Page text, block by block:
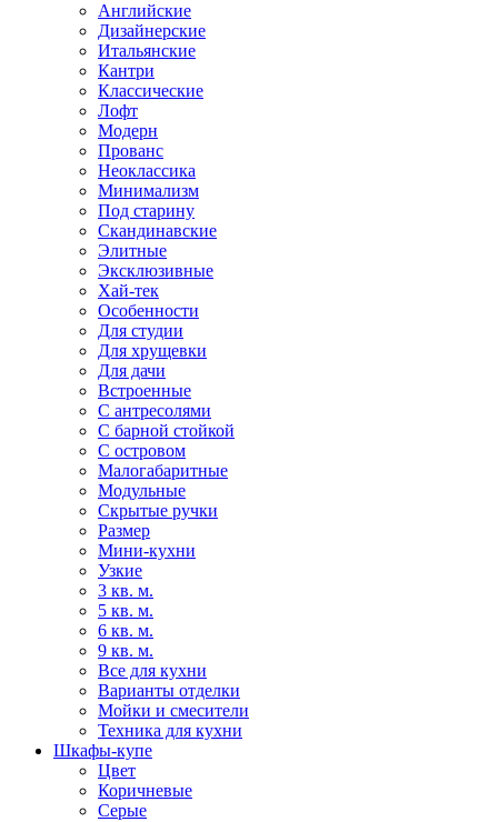
Английские
Дизайнерские
Итальянские
Кантри
Классические
Лофт
Модерн
Прованс
Неоклассика
Минимализм
Под старину
Скандинавские
Элитные
Эксклюзивные
Хай-тек
Особенности
Для студии
Для хрущевки
Для дачи
Встроенные
С антресолями
С барной стойкой
С островом
Малогабаритные
Модульные
Скрытые ручки
Размер
Мини-кухни
Узкие
3 кв. м.
5 кв. м.
6 кв. м.
9 кв. м.
Все для кухни
Варианты отделки
Мойки и смесители
Техника для кухни
Шкафы-купе
Цвет
Коричневые
Серые